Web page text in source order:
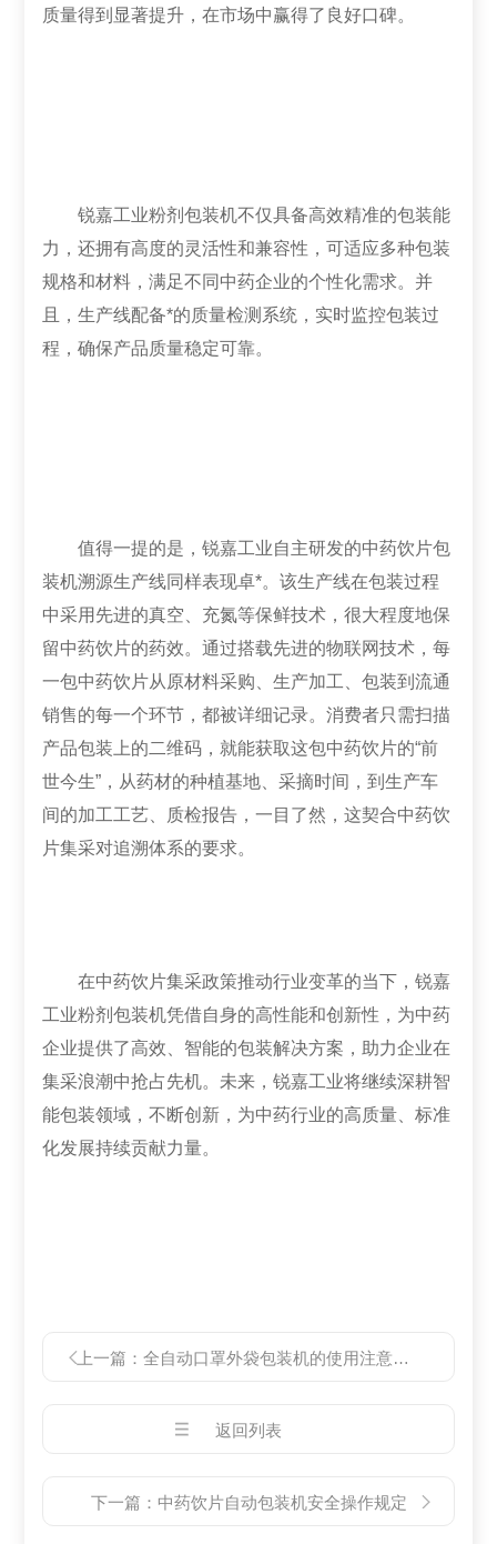
质量得到显著提升，在市场中赢得了良好口碑。
锐嘉工业粉剂包装机不仅具备高效精准的包装能
力，还拥有高度的灵活性和兼容性，可适应多种包装
规格和材料，满足不同中药企业的个性化需求。并
且，生产线配备*的质量检测系统，实时监控包装过
程，确保产品质量稳定可靠。
值得一提的是，锐嘉工业自主研发的中药饮片包
装机溯源生产线同样表现卓*。该生产线在包装过程
中采用先进的真空、充氮等保鲜技术，很大程度地保
留中药饮片的药效。通过搭载先进的物联网技术，每
一包中药饮片从原材料采购、生产加工、包装到流通
销售的每一个环节，都被详细记录。消费者只需扫描
产品包装上的二维码，就能获取这包中药饮片的“前
世今生”，从药材的种植基地、采摘时间，到生产车
间的加工工艺、质检报告，一目了然，这契合中药饮
片集采对追溯体系的要求。
在中药饮片集采政策推动行业变革的当下，锐嘉
工业粉剂包装机凭借自身的高性能和创新性，为中药
企业提供了高效、智能的包装解决方案，助力企业在
集采浪潮中抢占先机。未来，锐嘉工业将继续深耕智
能包装领域，不断创新，为中药行业的高质量、标准
化发展持续贡献力量。
上一篇：全自动口罩外袋包装机的使用注意事项
返回列表
下一篇： 中药饮片自动包装机安全操作规定